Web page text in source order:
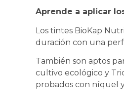
Aprende a aplicar
Los tintes BioKap
duración con una
También son aptos
cultivo ecológico y
probados con níquel